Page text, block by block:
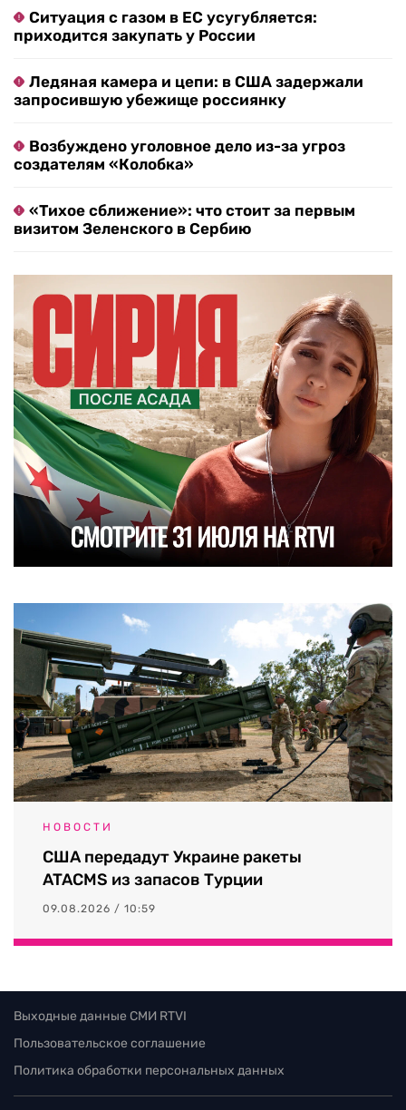
Ситуация с газом в ЕС усугубляется:
приходится закупать у России
Ледяная камера и цепи: в США задержали
запросившую убежище россиянку
Возбуждено уголовное дело из-за угроз
создателям «Колобка»
«Тихое сближение»: что стоит за первым
визитом Зеленского в Сербию
НОВОСТИ
США передадут Украине ракеты
ATACMS из запасов Турции
09.08.2026 / 10:59
Выходные данные СМИ RTVI
Пользовательское соглашение
Политика обработки персональных данных